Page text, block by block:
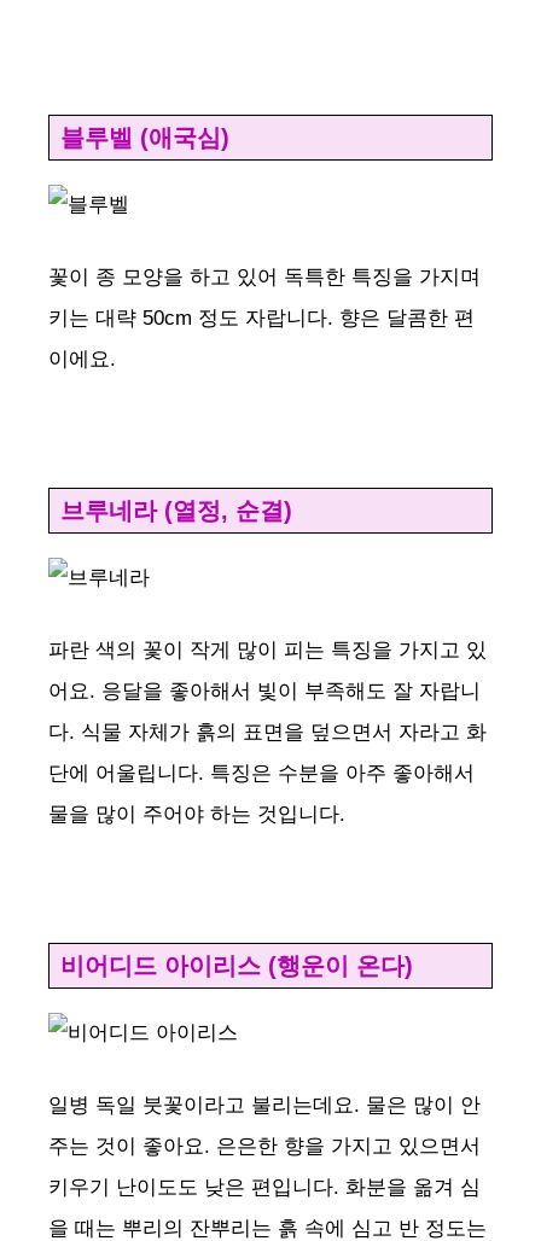
블루벨 (애국심)
꽃이 종 모양을 하고 있어 독특한 특징을 가지며
키는 대략 50cm 정도 자랍니다. 향은 달콤한 편
이에요.
브루네라 (열정, 순결)
파란 색의 꽃이 작게 많이 피는 특징을 가지고 있
어요. 응달을 좋아해서 빛이 부족해도 잘 자랍니
다. 식물 자체가 흙의 표면을 덮으면서 자라고 화
단에 어울립니다. 특징은 수분을 아주 좋아해서
물을 많이 주어야 하는 것입니다.
비어디드 아이리스 (행운이 온다)
일병 독일 붓꽃이라고 불리는데요. 물은 많이 안
주는 것이 좋아요. 은은한 향을 가지고 있으면서
키우기 난이도도 낮은 편입니다. 화분을 옮겨 심
을 때는 뿌리의 잔뿌리는 흙 속에 심고 반 정도는